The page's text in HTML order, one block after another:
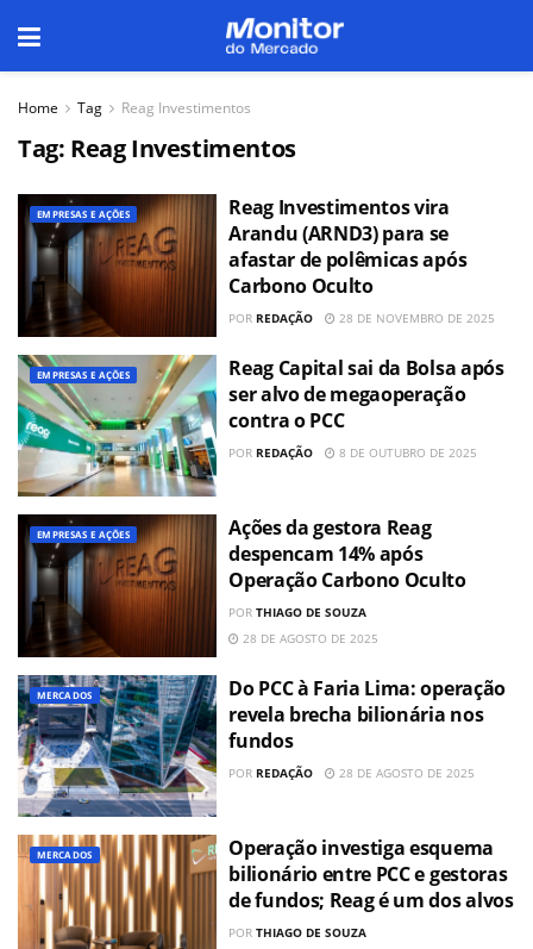
Home Tag Reag Investimentos
Tag: Reag Investimentos
EMPRESAS E AÇÕES
Reag Investimentos vira
Arandu (ARND3) para se
afastar de polêmicas após
Carbono Oculto
POR REDAÇÃO 28 DE NOVEMBRO DE 2025
EMPRESAS E AÇÕES
Reag Capital sai da Bolsa após
ser alvo de megaoperação
contra o PCC
POR REDAÇÃO 8 DE OUTUBRO DE 2025
EMPRESAS E AÇÕES
Ações da gestora Reag
despencam 14% após
Operação Carbono Oculto
POR THIAGO DE SOUZA
28 DE AGOSTO DE 2025
MERCADOS
Do PCC à Faria Lima: operação
revela brecha bilionária nos
fundos
POR REDAÇÃO 28 DE AGOSTO DE 2025
MERCADOS
Operação investiga esquema
bilionário entre PCC e gestoras
de fundos; Reag é um dos alvos
POR THIAGO DE SOUZA